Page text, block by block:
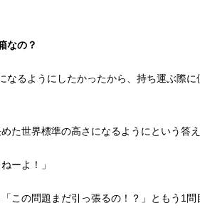
なの？
なるようにしたかったから、持ち運ぶ際
た世界標準の高さになるようにという答
ーよ！」
この問題まだ引っ張るの！？」ともう1